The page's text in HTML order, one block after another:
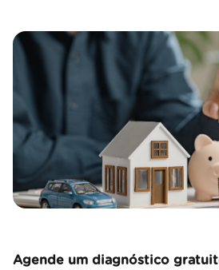
Agende um diagnóstico